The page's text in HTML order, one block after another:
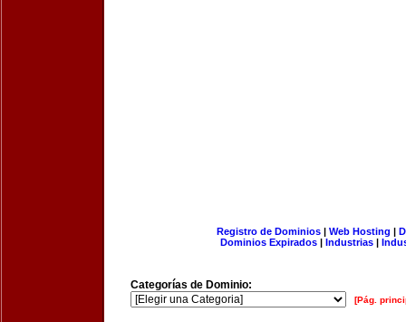
Registro de Dominios| Web Hosting |
Dominios Expirados | Industrias |
Categorías de Dominio:
[Pág.